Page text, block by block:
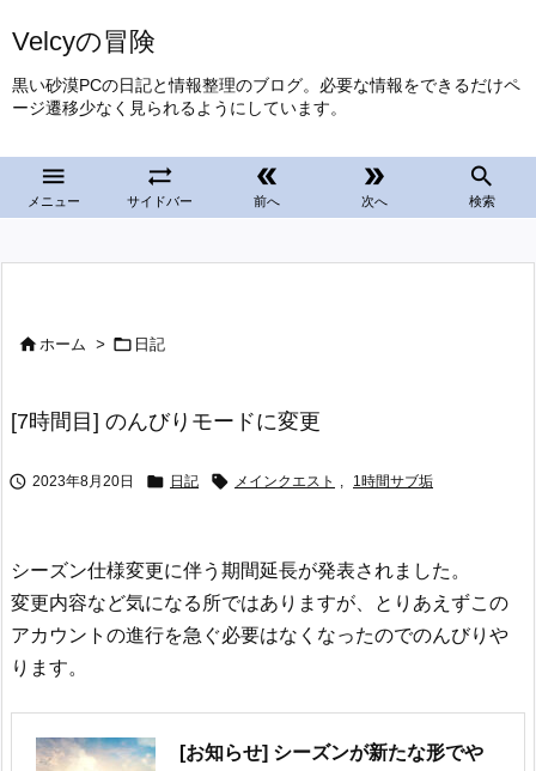
Velcyの冒険
黒い砂漠PCの日記と情報整理のブログ。必要な情報をできるだけペ
ージ遷移少なく見られるようにしています。

メニュー

サイドバー

前へ

次へ

検索
ホーム >  日記
[7時間目] のんびりモードに変更
 2023年8月20日  日記  メインクエスト , 1時間サブ垢
シーズン仕様変更に伴う期間延長が発表されました。
変更内容など気になる所ではありますが、とりあえずこの
アカウントの進行を急ぐ必要はなくなったのでのんびりや
ります。
[お知らせ] シーズンが新たな形でや